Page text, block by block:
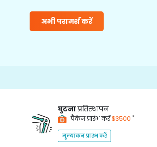
अभी परामर्श करें
घुटनाप्रतिस्थापन
पैकेज प्रारंभ करें$3500 *
मूल्यांकन प्रारंभ करें